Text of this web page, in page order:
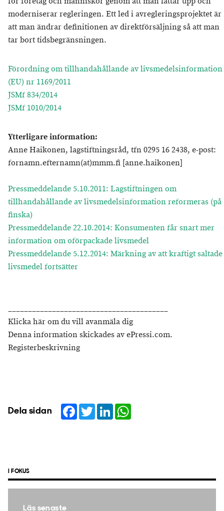
moderniserar regleringen. Ett led i avregleringsprojektet är
att man ändrar definitionen av direktförsäljning så att man
tar bort tidsbegränsningen.
Förordning om tillhandahållande av livsmedelsinformation
(EU) nr 1169/2011
JSMf 834/2014
JSMf 1010/2014
Ytterligare information:
Anne Haikonen, lagstiftningsråd, tfn 0295 16 2438, e-post:
fornamn.efternamn(at)mmm.fi [anne.haikonen]
Pressmeddelande 5.10.2011: Lagstiftningen om
tillhandahållande av livsmedelsinformation reformeras (på
finska)
Pressmeddelande 22.10.2014: Konsumenten får snart mer
information om oförpackade livsmedel
Pressmeddelande 5.12.2014: Märkning av att kraftigt saltade
livsmedel fortsätter
________________________________________
Klicka här om du vill avanmäla dig
Denna information skickades av ePressi.com.
Registerbeskrivning
Dela sidan Facebook
TwitterLinkedIn
I FOKUS
Läs senaste